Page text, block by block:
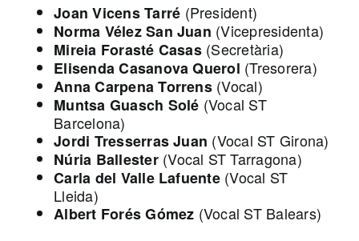
Joan Vicens Tarré (President)
Norma Vélez San Juan (Vicepresidenta)
Mireia Forasté Casas(Secretària)
Elisenda Casanova Querol (Tresorera)
Anna Carpena Torrens (Vocal)
Muntsa Guasch Solé (Vocal ST
Barcelona)
Jordi Tresserras Juan (Vocal ST Girona)
Núria Ballester(Vocal ST Tarragona)
Carla del Valle Lafuente(Vocal ST
Lleida)
Albert Forés Gómez (Vocal ST Balears)